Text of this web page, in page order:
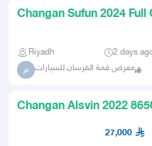
Changan Sufun 2024 Full
Riyadh 2 days
م معرض قمة الفرسان للسيارات
Changan Alsvin 2022
excellent condition full
27,000